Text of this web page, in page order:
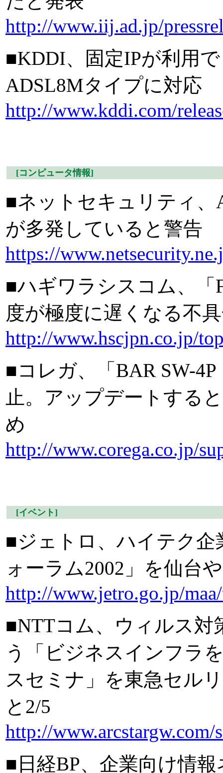
http://www.iij.ad.jp/
■KDDI、固定IPが利用
ADSL8Mタイプに対応
http://www.kddi.com/
[コンピュータ情報]
■ネットセキュリティ、
が多発していると警告
https://
■ハギワラシスコム、「
度が極度に遅くなる不
http://www.hscjpn.co.jp/
■コレガ、「BAR SW-
止。アップデートする
め
http://www.corega.co.jp/
[イベント]
■ジェトロ、ハイテク
ォーラム2002」を仙台
http://www.jetro.go.jp/
■NTTコム、ウィルス対
う「ビジネスインフラ
スセミナ」を東急セル
と2/5
http://www.arcstargw.com/
■日経BP、企業向け情